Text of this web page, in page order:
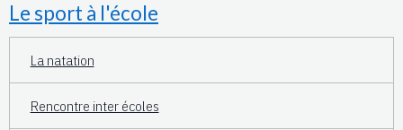
Le sport à l'école
La natation
Rencontre inter écoles